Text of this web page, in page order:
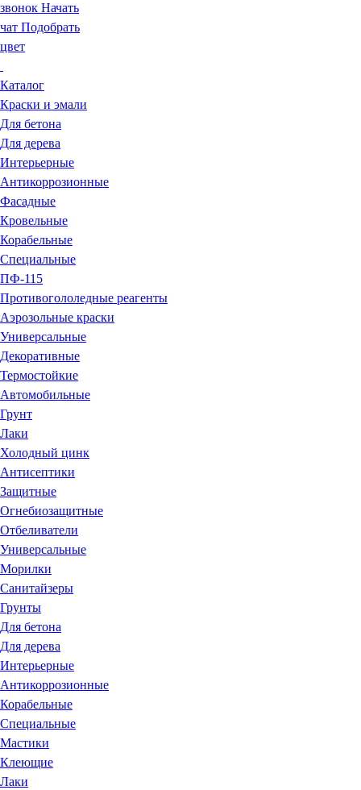
звонок Начать
чат Подобрать
цвет
Каталог
Краски и эмали
Для бетона
Для дерева
Интерьерные
Антикоррозионные
Фасадные
Кровельные
Корабельные
Специальные
ПФ-115
Противогололедные реагенты
Аэрозольные краски
Универсальные
Декоративные
Термостойкие
Автомобильные
Грунт
Лаки
Холодный цинк
Антисептики
Защитные
Огнебиозащитные
Отбеливатели
Универсальные
Морилки
Санитайзеры
Грунты
Для бетона
Для дерева
Интерьерные
Антикоррозионные
Корабельные
Специальные
Мастики
Клеющие
Лаки